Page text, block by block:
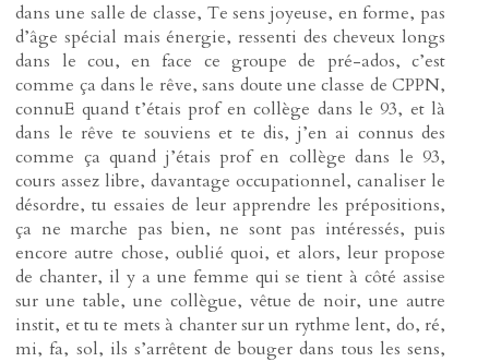
dans une salle de classe, Te sens joyeuse, en forme, pas
d’âge spécial mais énergie, ressenti des cheveux longs
dans le cou, en face ce groupe de pré-ados, c’est
comme ça dans le rêve, sans doute une classe de CPPN,
connuE quand t’étais prof en collège dans le 93, et là
dans le rêve te souviens et te dis, j’en ai connus des
comme ça quand j’étais prof en collège dans le 93,
cours assez libre, davantage occupationnel, canaliser le
désordre, tu essaies de leur apprendre les prépositions,
ça ne marche pas bien, ne sont pas intéressés, puis
encore autre chose, oublié quoi, et alors, leur propose
de chanter, il y a une femme qui se tient à côté assise
sur une table, une collègue, vêtue de noir, une autre
instit, et tu te mets à chanter sur un rythme lent, do, ré,
mi, fa, sol, ils s’arrêtent de bouger dans tous les sens,